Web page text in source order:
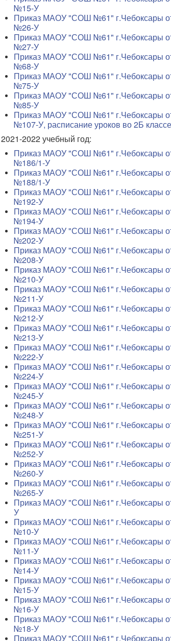
№15-У
Приказ МАОУ "СОШ №61" г.Чебоксары
№26-У
Приказ МАОУ "СОШ №61" г.Чебоксары
№27-У
Приказ МАОУ "СОШ №61" г.Чебоксары
№68-У
Приказ МАОУ "СОШ №61" г.Чебоксары
№75-У
Приказ МАОУ "СОШ №61" г.Чебоксары
№85-У
Приказ МАОУ "СОШ №61" г.Чебоксары
№107-У, расписание уроков во 2Б классе
2021-2022 учебный год:
Приказ МАОУ "СОШ №61" г.Чебоксары
№186/1-У
Приказ МАОУ "СОШ №61" г.Чебоксары
№188/1-У
Приказ МАОУ "СОШ №61" г.Чебоксары
№192-У
Приказ МАОУ "СОШ №61" г.Чебоксары
№194-У
Приказ МАОУ "СОШ №61" г.Чебоксары
№202-У
Приказ МАОУ "СОШ №61" г.Чебоксары
№208-У
Приказ МАОУ "СОШ №61" г.Чебоксары
№210-У
Приказ МАОУ "СОШ №61" г.Чебоксары
№211-У
Приказ МАОУ "СОШ №61" г.Чебоксары
№212-У
Приказ МАОУ "СОШ №61" г.Чебоксары
№213-У
Приказ МАОУ "СОШ №61" г.Чебоксары
№222-У
Приказ МАОУ "СОШ №61" г.Чебоксары
№224-У
Приказ МАОУ "СОШ №61" г.Чебоксары
№245-У
Приказ МАОУ "СОШ №61" г.Чебоксары
№248-У
Приказ МАОУ "СОШ №61" г.Чебоксары
№251-У
Приказ МАОУ "СОШ №61" г.Чебоксары
№252-У
Приказ МАОУ "СОШ №61" г.Чебоксары
№260-У
Приказ МАОУ "СОШ №61" г.Чебоксары
№265-У
Приказ МАОУ "СОШ №61" г.Чебоксары
У
Приказ МАОУ "СОШ №61" г.Чебоксары
№10-У
Приказ МАОУ "СОШ №61" г.Чебоксары
№11-У
Приказ МАОУ "СОШ №61" г.Чебоксары
№14-У
Приказ МАОУ "СОШ №61" г.Чебоксары
№15-У
Приказ МАОУ "СОШ №61" г.Чебоксары
№16-У
Приказ МАОУ "СОШ №61" г.Чебоксары
№18-У
Приказ МАОУ "СОШ №61" г.Чебоксары